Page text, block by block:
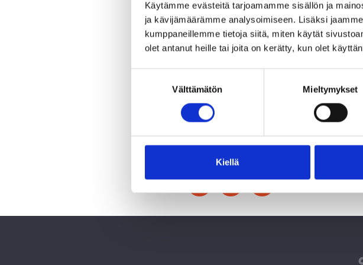
Käytämme evästeitä tarjoamamme sisällön ja
ja kävijämäärämme analysoimiseen. Lisäksi
kumppaneillemme tietoja siitä, miten käytät
olet antanut heille tai joita on kerätty, kun olet
Välttämätön Mieltymykset
Kiellä
sijoituskaaren. Saari I jatkaa artiklan 6
sijoituspäätöksiä.
Toimintamme ytimessä on ajatus siitä, että
hyvinvointi ja vastuulliset toimintatavat luovat
hallintotapaa ja läpinäkyvyyttä koko
kestävyyteen liittyvän tiedonannonsekä Saari
Jaa